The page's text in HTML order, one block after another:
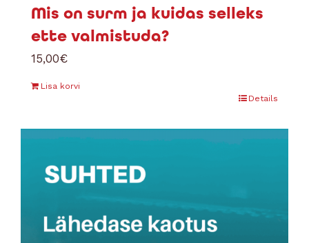
Mis on surm ja kuidas selleks
ette valmistuda?
15,00€
Lisa korvi
Details